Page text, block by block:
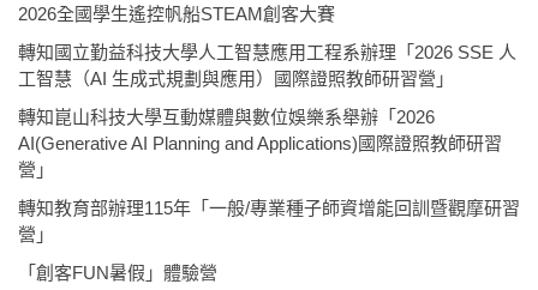
2026全國學生遙控帆船STEAM創客大賽
轉知國立勤益科技大學人工智慧應用工程系辦理「2026 SSE 人
工智慧（AI 生成式規劃與應用）國際證照教師研習營」
轉知崑山科技大學互動媒體與數位娛樂系舉辦「2026
AI(Generative AI Planning and Applications)國際證照教師研習
營」
轉知教育部辦理115年「一般/專業種子師資增能回訓暨觀摩研習
營」
「創客FUN暑假」體驗營